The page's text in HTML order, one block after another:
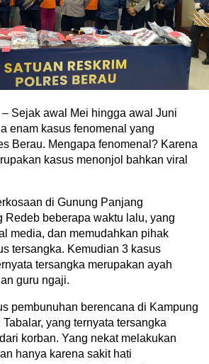
Sejak awal Mei hingga awal Juni
enam kasus fenomenal yang
Berau. Mengapa fenomenal? Karena
kasus menonjol bahkan viral
di Gunung Panjang
Redeb beberapa waktu lalu, yang
media, dan memudahkan pihak
tersangka. Kemudian 3 kasus
tersangka merupakan ayah
guru ngaji.
pembunuhan berencana di Kampung
yang ternyata tersangka
korban. Yang nekat melakukan
hanya karena sakit hati